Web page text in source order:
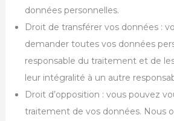
données personnelles.
Droit de transférer vos données :
demander toutes vos données
responsable du traitement et de
leur intégralité à un autre
Droit d’opposition : vous pouvez
traitement de vos données. Nous